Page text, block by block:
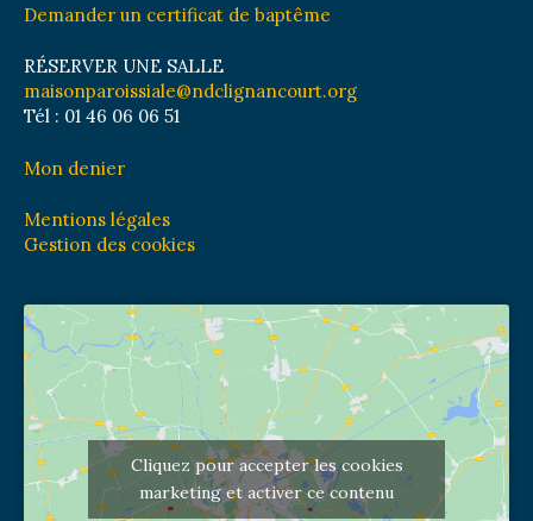
Demander un certificat de baptême
RÉSERVER UNE SALLE
maisonparoissiale@ndclignancourt.org
Tél : 01 46 06 06 51
Mon denier
Mentions légales
Gestion des cookies
Cliquez pour accepter les cookies
marketing et activer ce contenu